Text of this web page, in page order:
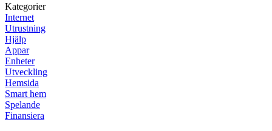
Kategorier
Internet
Utrustning
Hjälp
Appar
Enheter
Utveckling
Hemsida
Smart hem
Spelande
Finansiera